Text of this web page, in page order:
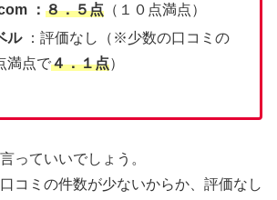
：８．５点 （１０点満点）
ル：評価なし（※少数の口コミの
満点で４．１点）
っていいでしょう。
コミの件数が少ないからか、評価なし